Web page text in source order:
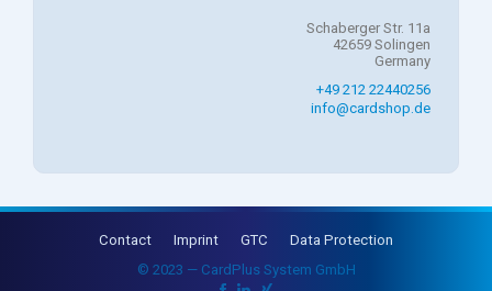
Schaberger Str. 11a
42659 Solingen
Germany
+49 212 22440256
info@cardshop.de
© 2023 — CardPlus System GmbH
Contact Imprint GTC Data Protection